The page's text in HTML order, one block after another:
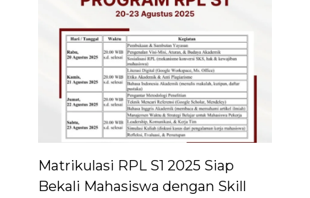
Matrikulasi RPL S1 2025 Siap
Bekali Mahasiswa dengan Skill